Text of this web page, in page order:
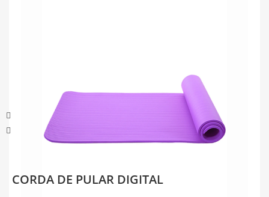
CORDA DE PULAR DIGITAL